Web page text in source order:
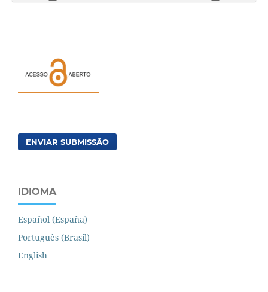
ENVIAR SUBMISSÃO
IDIOMA
Español (España)
Português (Brasil)
English